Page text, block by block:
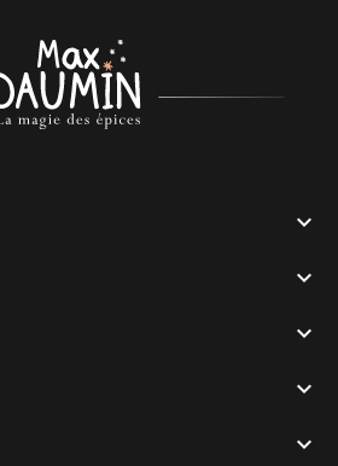




